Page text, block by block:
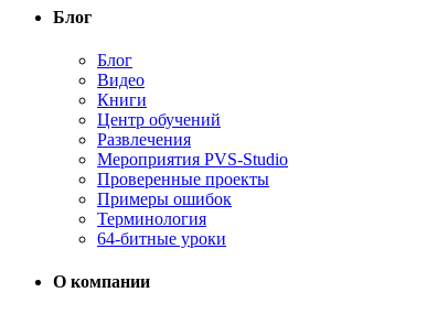
Блог
Блог
Видео
Книги
Центр обучений
Развлечения
Мероприятия PVS-Studio
Проверенные проекты
Примеры ошибок
Терминология
64-битные уроки
О компании